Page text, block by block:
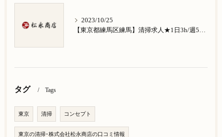
2023/10/25
【東京都練馬区練馬】清掃求人★1日3h/週5日/祝日お休み★南大泉在住の方歓迎
タグ Tags
東京 清掃 コンセプト
東京の清掃･株式会社松永商店の口コミ情報